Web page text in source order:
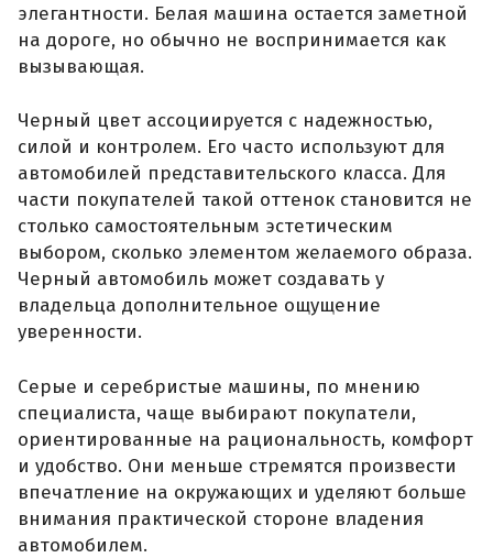
элегантности. Белая машина остается заметной
на дороге, но обычно не воспринимается как
вызывающая.
Черный цвет ассоциируется с надежностью,
силой и контролем. Его часто используют для
автомобилей представительского класса. Для
части покупателей такой оттенок становится не
столько самостоятельным эстетическим
выбором, сколько элементом желаемого образа.
Черный автомобиль может создавать у
владельца дополнительное ощущение
уверенности.
Серые и серебристые машины, по мнению
специалиста, чаще выбирают покупатели,
ориентированные на рациональность, комфорт
и удобство. Они меньше стремятся произвести
впечатление на окружающих и уделяют больше
внимания практической стороне владения
автомобилем.